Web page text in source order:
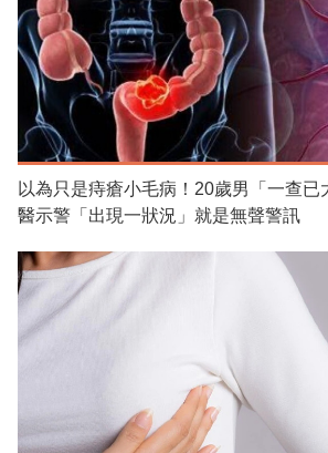
以為只是痔瘡小毛病！20歲男「一查
醫示警「出現一狀況」就是無聲警訊